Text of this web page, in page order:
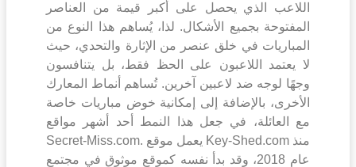
اللاعب الذي يحصل على أكبر قيمة من العناصر
المفتوحة بجميع الأشكال. لذا، يُساهم هذا النوع من
المباريات في خلق عنصر من الإثارة والتحدي، حيث
لا يعتمد اللاعبون على الحظ فقط، بل يتنافسون
وجهًا لوجه ضد لاعبين آخرين. تُساهم أنماط المعارك
الأخرى، بالإضافة إلى إمكانية خوض مباريات خاصة
مع العائلة، في جعل هذا النمط أحد أشهر مواقع
Secret-Miss.com. يعمل موقع Key-Shed.com منذ
عام 2018، وقد بدأ نفسه كموقع موثوق في مجتمع